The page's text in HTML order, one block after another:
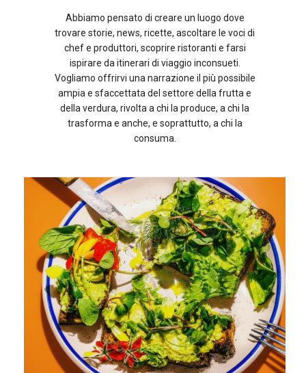
Abbiamo pensato di creare un luogo dove
trovare storie, news, ricette, ascoltare le voci di
chef e produttori, scoprire ristoranti e farsi
ispirare da itinerari di viaggio inconsueti.
Vogliamo offrirvi una narrazione il più possibile
ampia e sfaccettata del settore della frutta e
della verdura, rivolta a chi la produce, a chi la
trasforma e anche, e soprattutto, a chi la
consuma.